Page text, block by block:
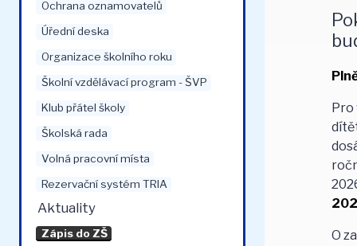
Ochrana oznamovatelů
Úřední deska
Organizace školního roku
Školní vzdělávací program - ŠVP
Klub přátel školy
Školská rada
Volná pracovní místa
Rezervační systém TRIA
Aktuality
Zápis do ZŠ
Pro
O